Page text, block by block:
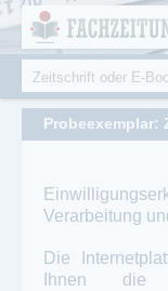
Fachmagazine
Suchformular
Suche
Probeexemplar:
Verarbeitung
Die
Ihnen die
Cookie-Einstellungen